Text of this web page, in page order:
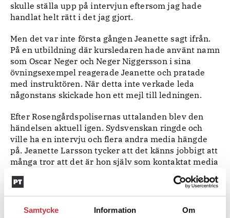
Samtycke Information Om
skulle ställa upp på intervjun eftersom jag hade
handlat helt rätt i det jag gjort.
Men det var inte första gången Jeanette sagt ifrån.
På en utbildning där kursledaren hade använt namn
som Oscar Neger och Neger Niggersson i sina
övningsexempel reagerade Jeanette och pratade
med instruktören. När detta inte verkade leda
någonstans skickade hon ett mejl till ledningen.
Efter Rosengårdspolisernas uttalanden blev den
händelsen aktuell igen. Sydsvenskan ringde och
ville ha en intervju och flera andra media hängde
på. Jeanette Larsson tycker att det känns jobbigt att
många tror att det är hon själv som kontaktat media
för att få publicitet, när det hela tiden varit de som
kontaktat henne.
– Jag har sagt ja till att bli intervjuad eftersom jag